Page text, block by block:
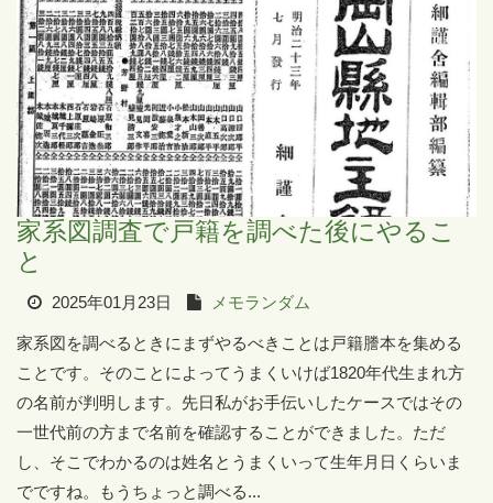
家系図調査で戸籍を調べた後にやるこ
と
2025年01月23日 メモランダム
家系図を調べるときにまずやるべきことは戸籍謄本を集める
ことです。そのことによってうまくいけば1820年代生まれ方
の名前が判明します。先日私がお手伝いしたケースではその
一世代前の方まで名前を確認することができました。ただ
し、そこでわかるのは姓名とうまくいって生年月日くらいま
でですね。もうちょっと調べる...